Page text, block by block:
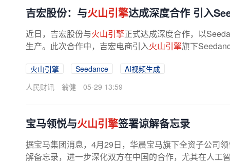
吉宏股份：与火山引擎达成深度合作 引入
近日，吉宏股份与火山引擎正式达成深度合作，以
生产。此次合作中，吉宏电商引入火山引擎旗下
火山引擎 Seedance
AI视频生成
人民财讯
翁健 05-29 13:59
宝马领悦与火山引擎签署谅解备忘录
据宝马集团消息，4月29日，华晨宝马旗下全资子公司
解备忘录，进一步深化双方在中国的合作，尤其在人工